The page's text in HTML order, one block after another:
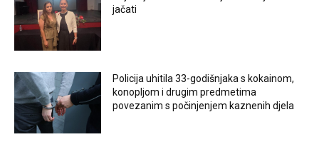
jačati
Policija uhitila 33-godišnjaka s kokainom,
konopljom i drugim predmetima
povezanim s počinjenjem kaznenih djela